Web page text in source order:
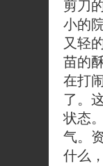
剪刀
小的
又轻
苗的
在打
了。
状态
气。
什么